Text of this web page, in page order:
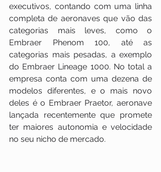
executivos, contando com uma linha
completa de aeronaves que vão das
categorias mais leves, como o
Embraer Phenom 100, até as
categorias mais pesadas, a exemplo
do Embraer Lineage 1000. No total a
empresa conta com uma dezena de
modelos diferentes, e o mais novo
deles é o Embraer Praetor, aeronave
lançada recentemente que promete
ter maiores autonomia e velocidade
no seu nicho de mercado.